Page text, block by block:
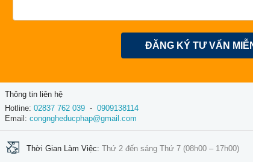
ĐĂNG KÝ TƯ VẤN
Thông tin liên hệ
Hotline: 02837 762 039 - 0909138114
Email: congngheducphap@gmail.com
Thời Gian Làm Việc: Thứ 2 đến sáng Thứ 7 (08h00 – 17h00)